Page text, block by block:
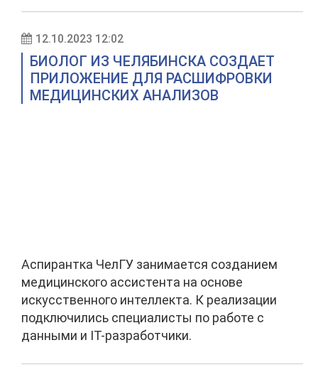
12.10.2023 12:02
БИОЛОГ ИЗ ЧЕЛЯБИНСКА СОЗДАЕТ
ПРИЛОЖЕНИЕ ДЛЯ РАСШИФРОВКИ
МЕДИЦИНСКИХ АНАЛИЗОВ
Аспирантка ЧелГУ занимается созданием
медицинского ассистента на основе
искусственного интеллекта. К реализации
подключились специалисты по работе с
данными и IT-разработчики.